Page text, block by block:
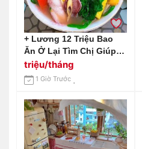
+ Lương 12 Triệu Bao
Ăn Ở Lại Tìm Chị Giúp
Việc Quê Miền Bắc :
0978609760 ( Có Zalo)
triệu/tháng
1 Giờ Trước